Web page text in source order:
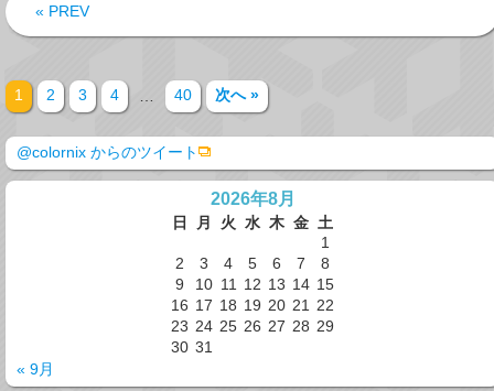
« PREV
1 2 3 4 … 40 次へ »
@colornix からのツイート
2026年8月
日 月 火 水 木 金 土
1
2
3 4 5 6 7
8
9
10 11 12 13 14 15
16 17 18 19 20 21 22
23 24 25 26 27 28 29
30 31
« 9月